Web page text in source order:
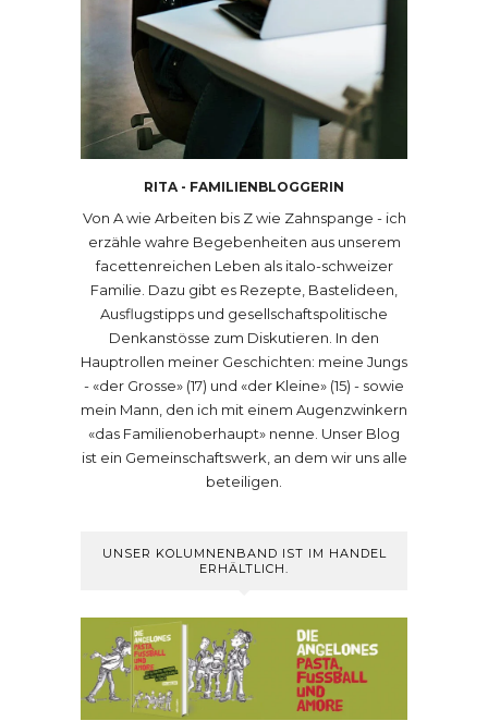
RITA - FAMILIENBLOGGERIN
Von A wie Arbeiten bis Z wie Zahnspange - ich
erzähle wahre Begebenheiten aus unserem
facettenreichen Leben als italo-schweizer
Familie. Dazu gibt es Rezepte, Bastelideen,
Ausflugstipps und gesellschaftspolitische
Denkanstösse zum Diskutieren. In den
Hauptrollen meiner Geschichten: meine Jungs
- «der Grosse» (17) und «der Kleine» (15) - sowie
mein Mann, den ich mit einem Augenzwinkern
«das Familienoberhaupt» nenne. Unser Blog
ist ein Gemeinschaftswerk, an dem wir uns alle
beteiligen.
UNSER KOLUMNENBAND IST IM HANDEL
ERHÄLTLICH.